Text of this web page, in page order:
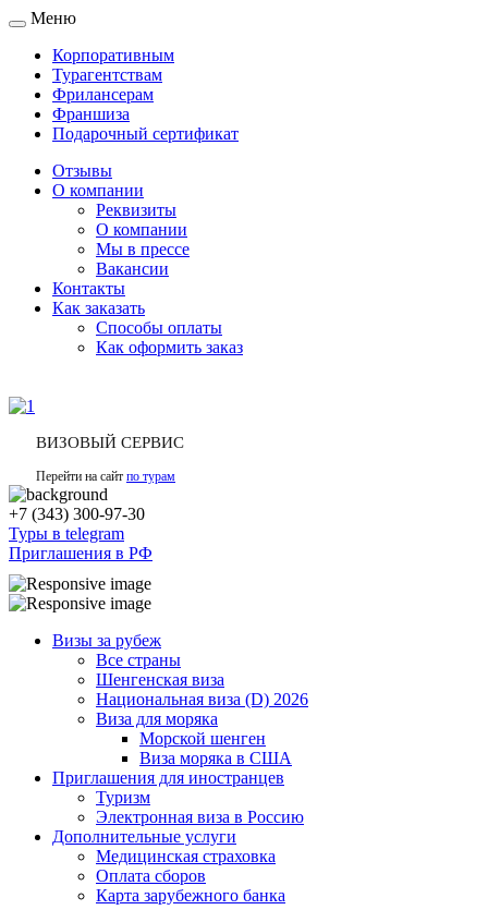
Toggle
navigation
Меню
Корпоративным
Турагентствам
Фрилансерам
Франшиза
Подарочный сертификат
Отзывы
О компании
Реквизиты
О компании
Мы в прессе
Вакансии
Контакты
Как заказать
Способы оплаты
Как оформить заказ
ВИЗОВЫЙ СЕРВИС
Перейти на сайт по турам
+7 (343) 300-97-30
Туры в telegram
Приглашения в РФ
Визы за рубеж
Все страны
Шенгенская виза
Национальная виза (D) 2026
Виза для моряка
Морской шенген
Виза моряка в США
Приглашения для иностранцев
Туризм
Электронная виза в Россию
Дополнительные услуги
Медицинская страховка
Оплата сборов
Карта зарубежного банка